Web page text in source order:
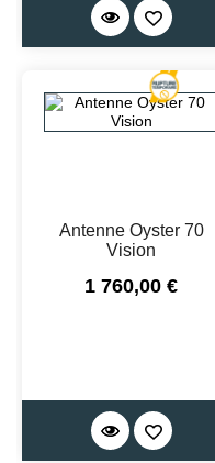
Antenne Oyster 70
Vision
Prix
1 760,00 €